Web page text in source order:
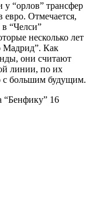
“орлов” трансфер
евро. Отмечается,
“Челси”
несколько лет
Мадрид”. Как
они считают
линии, по их
с большим будущим.
“Бенфику” 16